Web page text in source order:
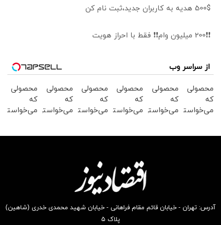
500$ هدیه به کاربران جدید،ثبت نام کن
❗❗200 میلیون وام❗❗ فقط با احراز هویت
از سراسر وب
محصولی
که
می‌خواستی
محصولی
که
می‌خواستی
محصولی
که
می‌خواستی
بخر !
محصولی
که
می‌خواستی
بخر !
محصولی
که
می‌خواستی
محصولی
که
می‌خواستی
آدرس: تهران - خیابان قائم مقام فراهانی - خیابان شهید محمدی خدری (شاهین)
پلاک ۵